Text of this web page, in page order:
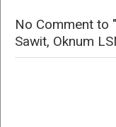
No Comment to
Sawit, Oknum